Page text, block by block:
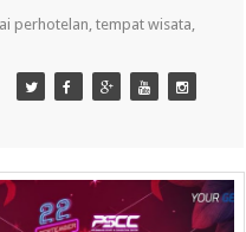
perhotelan, tempat wisata,